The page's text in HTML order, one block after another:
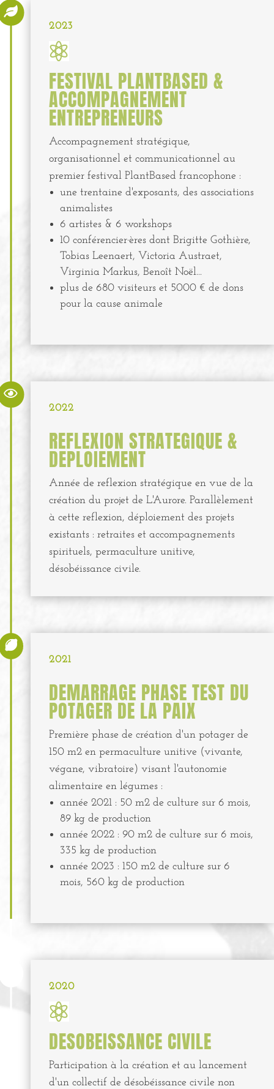
2023

FESTIVAL PLANTBASED &
ACCOMPAGNEMENT
ENTREPRENEURS
Accompagnement stratégique,
organisationnel et communicationnel au
premier festival PlantBased francophone :
une trentaine d'exposants, des associations
animalistes
6 artistes & 6 workshops
10 conférencier·ères dont Brigitte Gothière,
Tobias Leenaert, Victoria Austraet,
Virginia Markus, Benoît Noël...
plus de 680 visiteurs et 5000 € de dons
pour la cause animale

2022
REFLEXION STRATEGIQUE &
DEPLOIEMENT
Année de reflexion stratégique en vue de la
création du projet de L'Aurore. Parallèlement
à cette reflexion, déploiement des projets
existants : retraites et accompagnements
spirituels, permaculture unitive,
désobéissance civile.

2021
DEMARRAGE PHASE TEST DU
POTAGER DE LA PAIX
Première phase de création d'un potager de
150 m2 en permaculture unitive (vivante,
végane, vibratoire) visant l'autonomie
alimentaire en légumes :
année 2021 : 50 m2 de culture sur 6 mois,
89 kg de production
année 2022 : 90 m2 de culture sur 6 mois,
335 kg de production
année 2023 : 150 m2 de culture sur 6
mois, 560 kg de production

2020

DESOBEISSANCE CIVILE
Participation à la création et au lancement
d'un collectif de désobéissance civile non